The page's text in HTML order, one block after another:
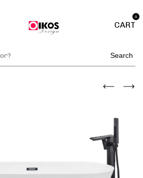
CART
0
Search